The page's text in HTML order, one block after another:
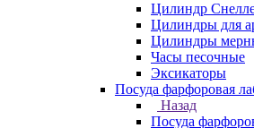
Цилиндр
Цилиндры для
Цилиндры
Часы песочные
Эксикаторы
Посуда фарфоровая
Назад
Посуда